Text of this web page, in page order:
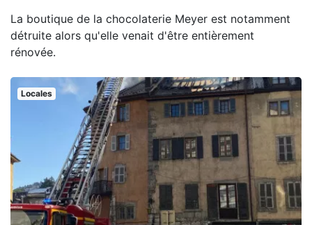
La boutique de la chocolaterie Meyer est notamment
détruite alors qu'elle venait d'être entièrement
rénovée.
Locales